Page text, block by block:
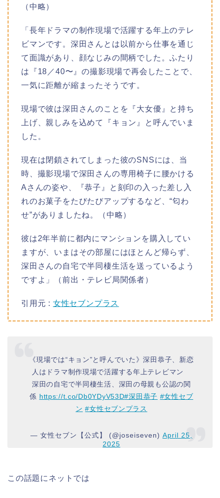
（中略）
「長年ドラマの制作現場で活躍する年上のテレ
ビマンです。深田さんとは以前から仕事を通じ
て面識があり、顔なじみの間柄でした。ふたり
は『18／40〜』の撮影現場で再会したことで、
一気に距離が縮まったそうです。
現場で彼は深田さんのことを『大女優』と持ち
上げ、親しみを込めて『キョン』と呼んでいま
した。
現在は閉鎖されてしまった彼のSNSには、当
時、撮影現場で深田さんの専用椅子に腰かける
Aさんの姿や、『恭子』と刻印の入った差し入
れのお菓子をたびたびアップするなど、“匂わ
せ”がありましたね。（中略）
彼は2年半前に都内にマンションを購入してい
ますが、いまはその部屋にはほとんど帰らず、
深田さんの自宅で半同棲生活を送っているよう
ですよ」（前出・テレビ局関係者）
引用元 : 女性セブンプラス
《現場では“キョン”と呼んでいた》深田恭子、新恋
人はドラマ制作現場で活躍する年上テレビマン
深田の自宅で半同棲生活、深田の母親も公認の関
係 https://t.co/Db0YDyV53D#深田恭子 #女性セブ
ン #女性セブンプラス
— 女性セブン【公式】 (@joseiseven) April 25,
2025
この話題にネットでは